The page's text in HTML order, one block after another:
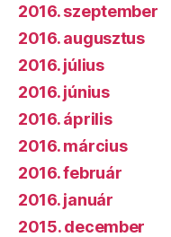
2016. szeptember
2016. augusztus
2016. július
2016. június
2016. április
2016. március
2016. február
2016. január
2015. december